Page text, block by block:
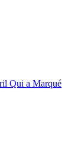
Qui a Marqué